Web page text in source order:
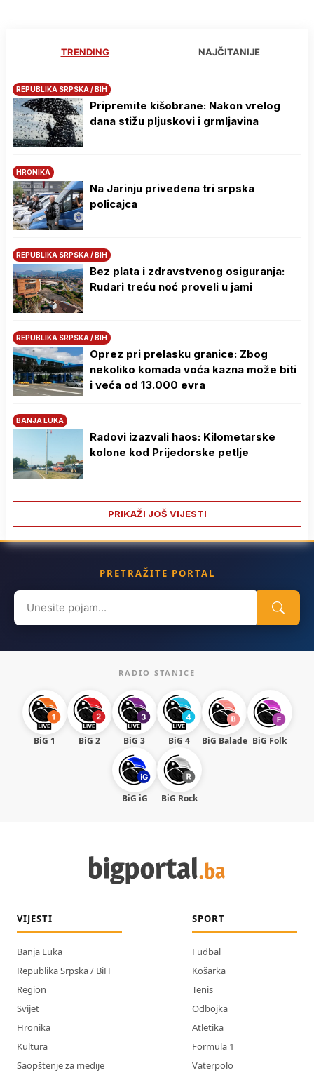
TRENDING NAJČITANIJE
REPUBLIKA SRPSKA / BIH
Pripremite kišobrane: Nakon vrelog
dana stižu pljuskovi i grmljavina
HRONIKA
Na Јarinju privedena tri srpska
policajca
REPUBLIKA SRPSKA / BIH
Bez plata i zdravstvenog osiguranja:
Rudari treću noć proveli u jami
REPUBLIKA SRPSKA / BIH
Oprez pri prelasku granice: Zbog
nekoliko komada voća kazna može biti
i veća od 13.000 evra
BANJA LUKA
Radovi izazvali haos: Kilometarske
kolone kod Prijedorske petlje
PRIKAŽI JOŠ VIJESTI
PRETRAŽITE PORTAL
Search
for:
RADIO STANICE
BiG 1 BiG 2 BiG 3 BiG 4 BiG Balade BiG Folk
BiG iG BiG Rock
VIJESTI
Banja Luka
Republika Srpska / BiH
Region
Svijet
Hronika
Kultura
Saopštenje za medije
SPORT
Fudbal
Košarka
Tenis
Odbojka
Atletika
Formula 1
Vaterpolo